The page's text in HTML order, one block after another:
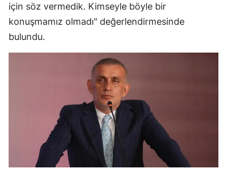
Kahramanmaraş
Muğla
Niğde
Ordu
Rize
için söz vermedik. Kimseyle böyle bir
konuşmamız olmadı" değerlendirmesinde
bulundu.